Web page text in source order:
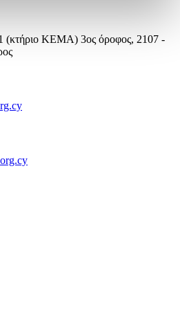
(κτήριο ΚΕΜΑ) 3ος όροφος, 2107 -